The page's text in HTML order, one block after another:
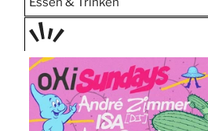
TAGE
STIPP